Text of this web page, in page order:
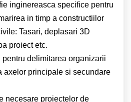
inginereasca specifice pentru
in timp a constructiilor
Tasari, deplasari 3D
proiect etc.
pentru delimitarea organizarii
axelor principale si secundare
necesare proiectelor de